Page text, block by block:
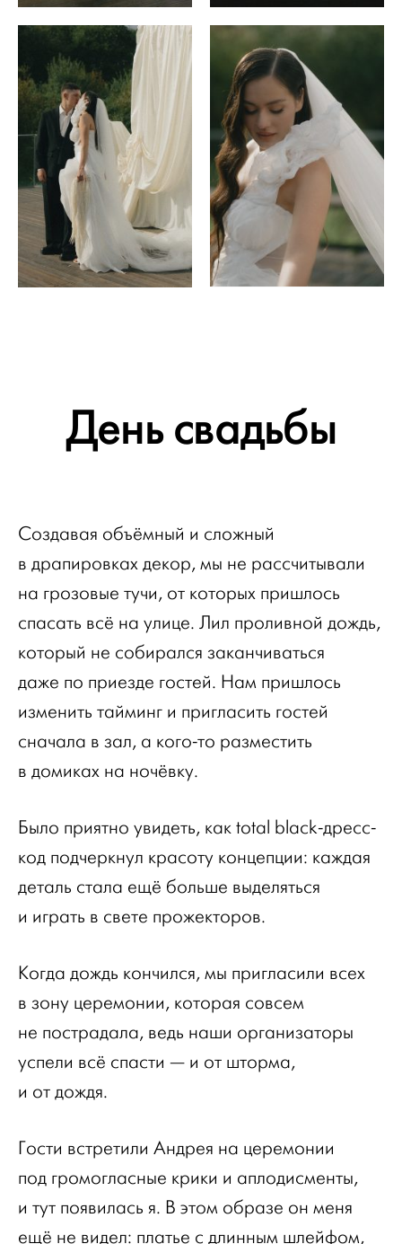
День свадьбы
Создавая объёмный и сложный
в драпировках декор, мы не рассчитывали
на грозовые тучи, от которых пришлось
спасать всё на улице. Лил проливной дождь,
который не собирался заканчиваться
даже по приезде гостей. Нам пришлось
изменить тайминг и пригласить гостей
сначала в зал, а кого-то разместить
в домиках на ночёвку.
Было приятно увидеть, как total black-дресс-
код подчеркнул красоту концепции: каждая
деталь стала ещё больше выделяться
и играть в свете прожекторов.
Когда дождь кончился, мы пригласили всех
в зону церемонии, которая совсем
не пострадала, ведь наши организаторы
успели всё спасти — и от шторма,
и от дождя.
Гости встретили Андрея на церемонии
под громогласные крики и аплодисменты,
и тут появилась я. В этом образе он меня
ещё не видел: платье с длинным шлейфом,